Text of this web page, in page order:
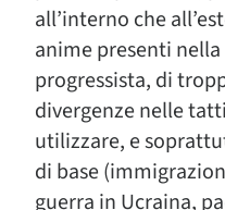
all’interno che
anime presenti
progressista, di
divergenze nelle
utilizzare, e
di base
guerra in Ucraina,